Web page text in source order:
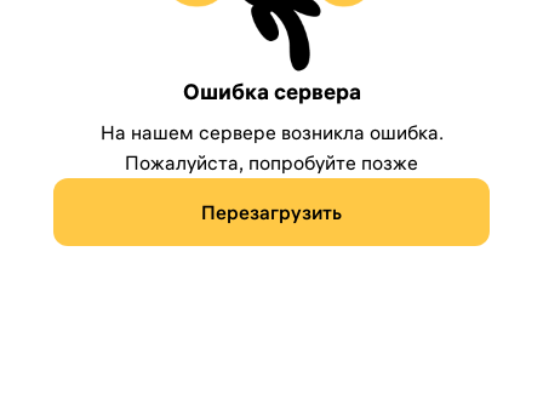
Ошибка сервера
На нашем сервере возникла ошибка.
Пожалуйста, попробуйте позже
Перезагрузить